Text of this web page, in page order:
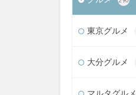
東京グルメ
大分グルメ
マルタグルメ